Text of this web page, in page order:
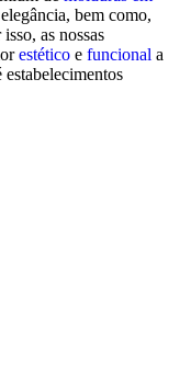
bem como,
as nossas
estético e funcional a
estabelecimentos